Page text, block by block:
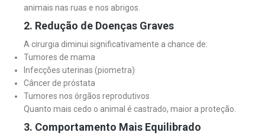
animais nas ruas e nos abrigos.
2. Redução de Doenças Graves
A cirurgia diminui significativamente a chance de:
Tumores de mama
Infecções uterinas (piometra)
Câncer de próstata
Tumores nos órgãos reprodutivos
Quanto mais cedo o animal é castrado, maior a proteção.
3. Comportamento Mais Equilibrado